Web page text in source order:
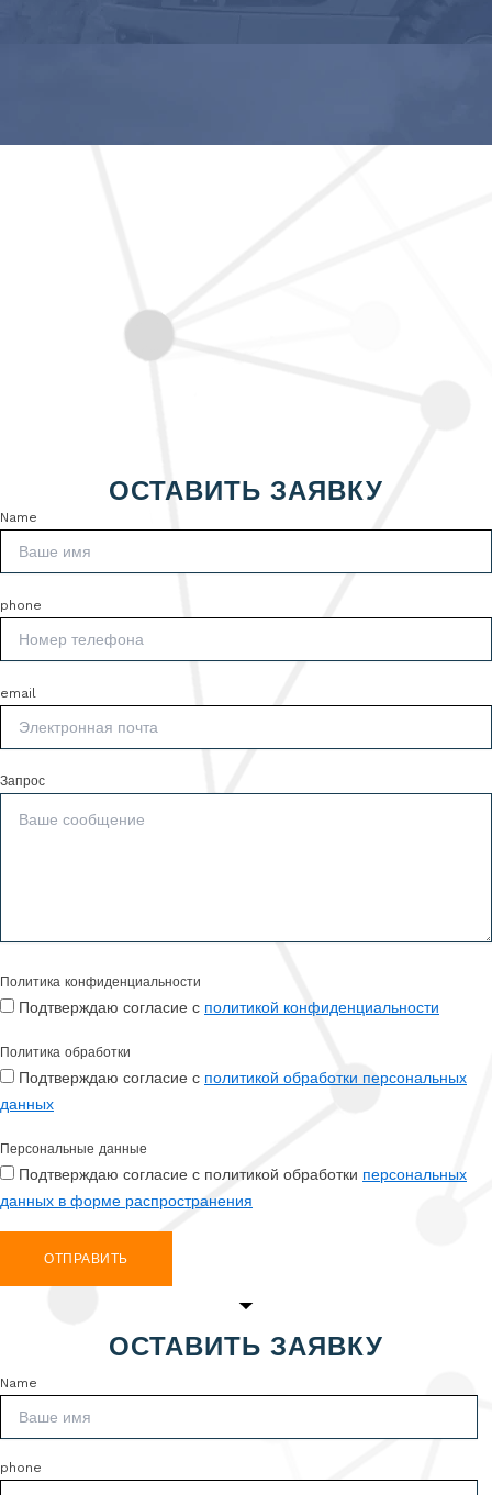
ОСТАВИТЬ ЗАЯВКУ
Name
phone
email
Запрос
Политика конфиденциальности
Подтверждаю согласие с политикой конфиденциальности
Политика обработки
Подтверждаю согласие с политикой обработки персональных
данных
Персональные данные
Подтверждаю согласие с политикой обработки персональных
данных в форме распространения
ОТПРАВИТЬ
ОСТАВИТЬ ЗАЯВКУ
Name
phone